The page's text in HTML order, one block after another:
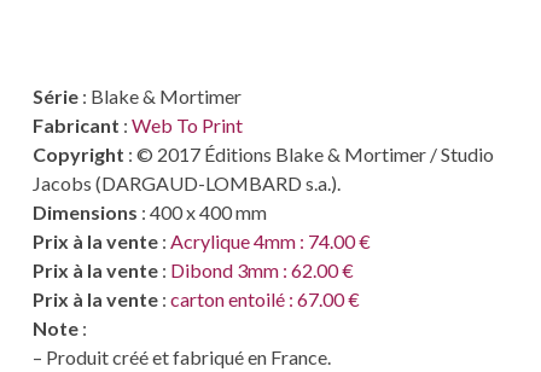
Série: Blake & Mortimer
Fabricant : Web To Print
Copyright : © 2017 Éditions Blake & Mortimer / Studio
Jacobs (DARGAUD-LOMBARD s.a.).
Dimensions : 400 x 400 mm
Prix à la vente: Acrylique 4mm : 74.00 €
Prix à la vente: Dibond 3mm : 62.00 €
Prix à la vente: carton entoilé : 67.00 €
Note:
– Produit créé et fabriqué en France.